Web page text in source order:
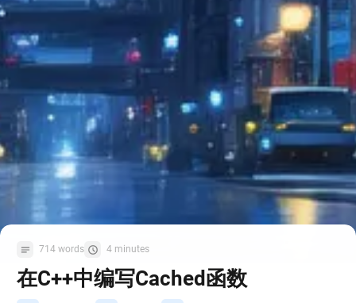
714 words 4 minutes
在C++中编写Cached函数